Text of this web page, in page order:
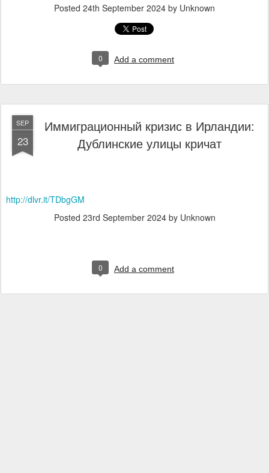
Posted 24th September 2024 by Unknown
0 Add a comment
SEP
23
Иммиграционный кризис в Ирландии:
Дублинские улицы кричат
http://dlvr.it/TDbgGM
Posted 23rd September 2024by Unknown
0 Add a comment